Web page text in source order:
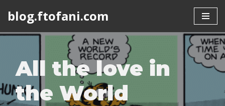
blog.ftofani.com
All the love in
the World